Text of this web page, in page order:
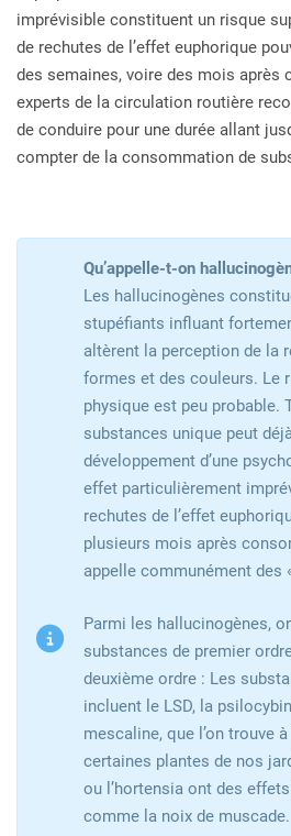
imprévisible constituent un risque
de rechutes de l’effet euphorique
des semaines, voire des mois après
experts de la circulation routière
de conduire pour une durée allant
compter de la consommation de
Qu’appelle-t-on
Les hallucinogènes
stupéfiants influant
altèrent la perception de la
formes et des couleurs. Le
physique est peu probable.
substances unique peut
développement d’une
effet particulièrement
rechutes de l’effet
plusieurs mois après
appelle communément des
Parmi les hallucinogènes,
substances de premier
deuxième ordre : Les
incluent le LSD, la
mescaline, que l’on trouve
certaines plantes de nos
ou l’hortensia ont des
comme la noix de muscade.